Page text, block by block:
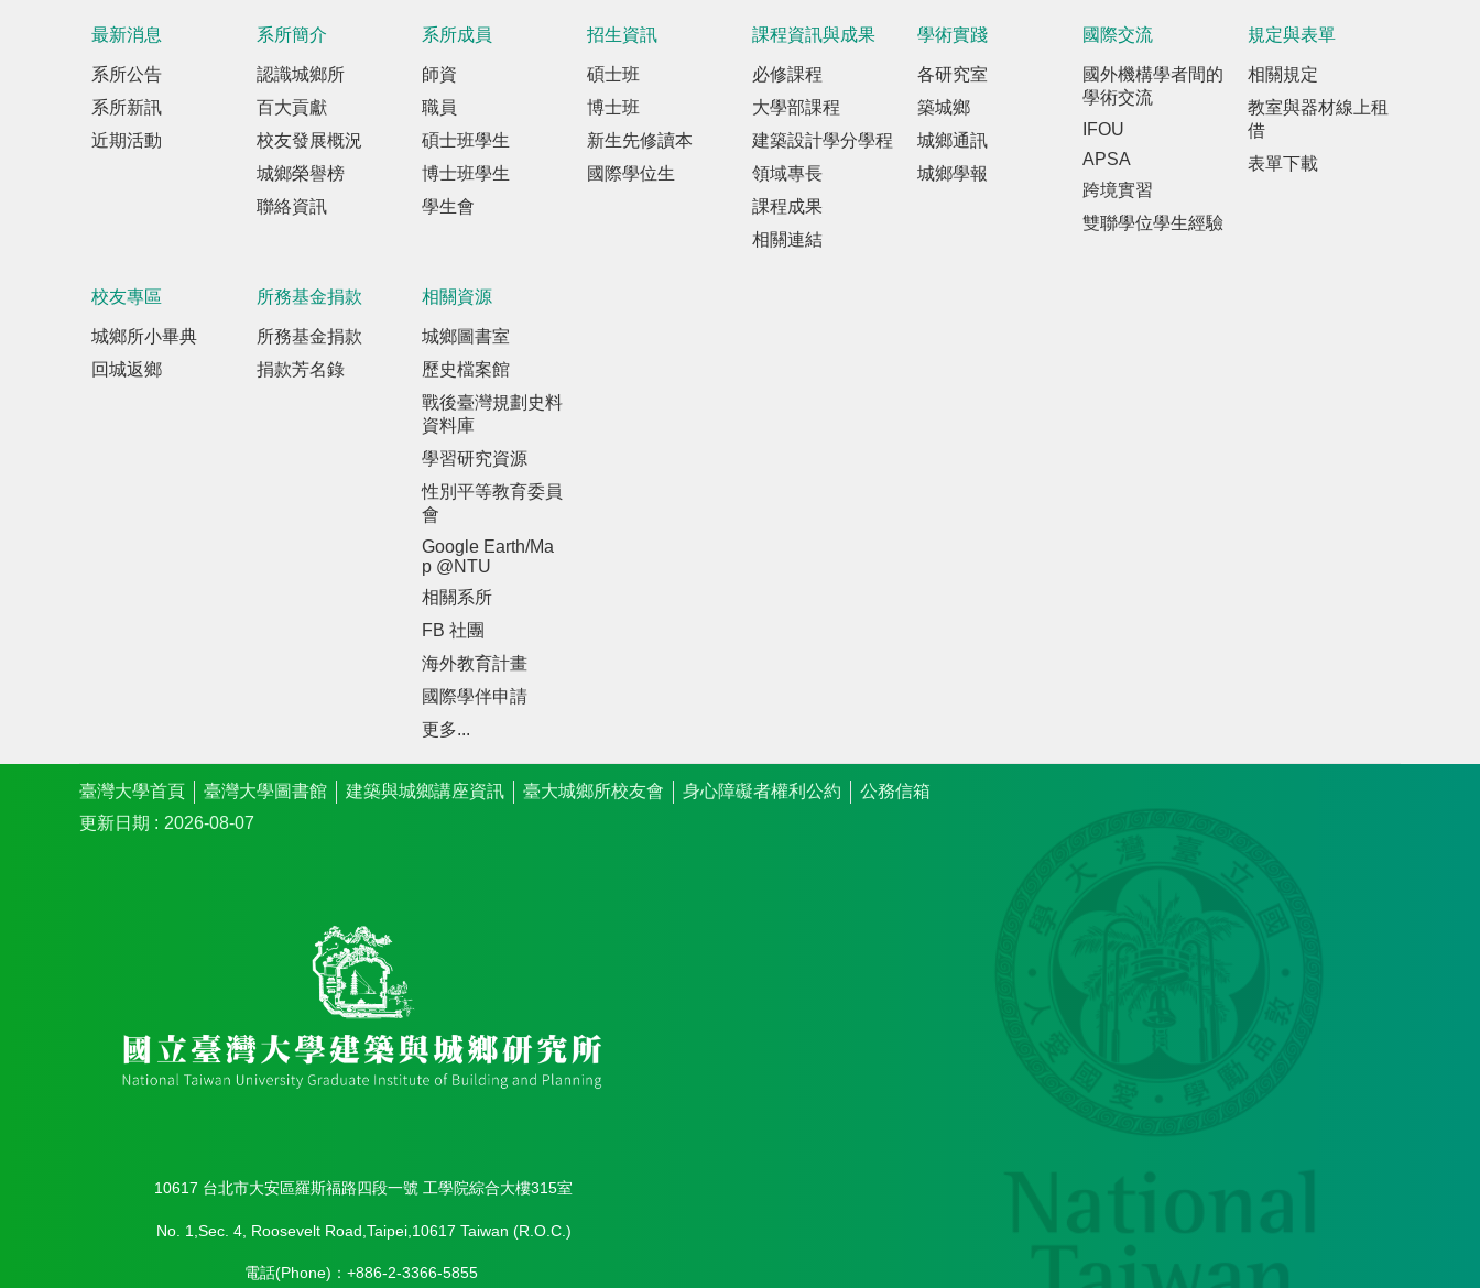
最新消息
系所公告
系所新訊
近期活動
系所簡介
認識城鄉所
百大貢獻
校友發展概況
城鄉榮譽榜
聯絡資訊
系所成員
師資
職員
碩士班學生
博士班學生
學生會
招生資訊
碩士班
博士班
新生先修讀本
國際學位生
課程資訊與成果
必修課程
大學部課程
建築設計學分學程
領域專長
課程成果
相關連結
學術實踐
各研究室
築城鄉
城鄉通訊
城鄉學報
國際交流
國外機構學者間的
學術交流
IFOU
APSA
跨境實習
雙聯學位學生經驗
規定與表單
相關規定
教室與器材線上租
借
表單下載
校友專區
城鄉所小畢典
回城返鄉
所務基金捐款
所務基金捐款
捐款芳名錄
相關資源
城鄉圖書室
歷史檔案館
戰後臺灣規劃史料
資料庫
學習研究資源
性別平等教育委員
會
Google Earth/Ma
p @NTU
相關系所
FB 社團
海外教育計畫
國際學伴申請
更多...
臺灣大學首頁 臺灣大學圖書館 建築與城鄉講座資訊 臺大城鄉所校友會 身心障礙者權利公約
公務信箱
更新日期
2026-08-07
10617 台北市大安區羅斯福路四段一號 工學院綜合大樓315室
No. 1,Sec. 4, Roosevelt Road,Taipei,10617 Taiwan (R.O.C.)
電話(Phone)：+886-2-3366-5855